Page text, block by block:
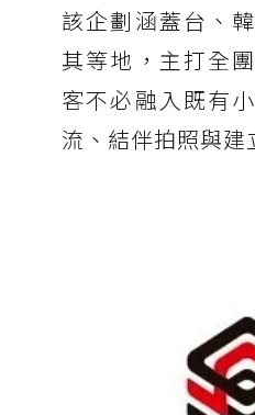
該企劃涵蓋台、
其等地，主打全
客不必融入既有
流、結伴拍照與建